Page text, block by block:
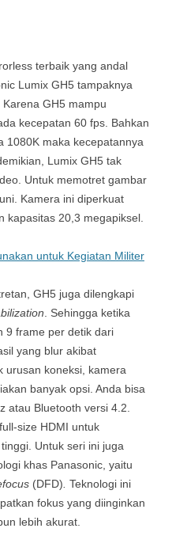
terbaik yang andal
Lumix GH5 tampaknya
GH5 mampu
kecepatan 60 fps. Bahkan
1080K maka kecepatannya
Lumix GH5 tak
Untuk memotret gambar
Kamera ini diperkuat
kapasitas 20,3 megapiksel.
untuk Kegiatan Militer
GH5 juga dilengkapi
. Sehingga ketika
9 frame per detik dari
yang blur akibat
urusan koneksi, kamera
banyak opsi. Anda bisa
atau Bluetooth versi 4.2.
size HDMI untuk
Untuk seri ini juga
khas Panasonic, yaitu
(DFD) Teknologi ini
fokus yang diinginkan
lebih akurat.